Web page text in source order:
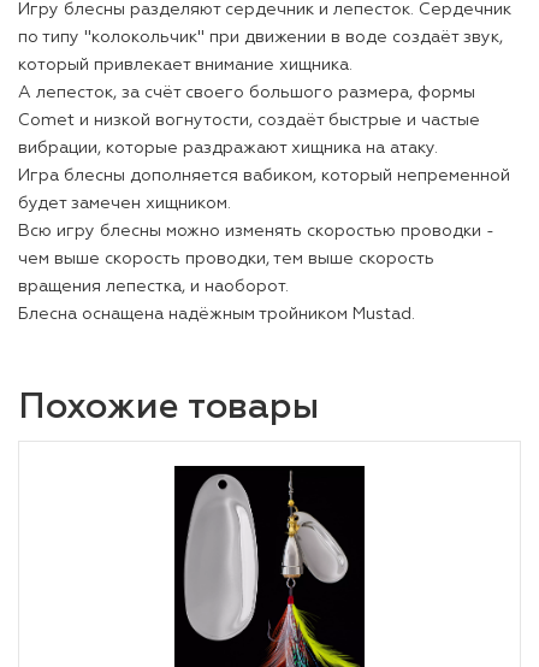
Игру блесны разделяют сердечник и лепесток. Сердечник
по типу "колокольчик" при движении в воде создаёт звук,
который привлекает внимание хищника.
А лепесток, за счёт своего большого размера, формы
Comet и низкой вогнутости, создаёт быстрые и частые
вибрации, которые раздражают хищника на атаку.
Игра блесны дополняется вабиком, который непременной
будет замечен хищником.
Всю игру блесны можно изменять скоростью проводки -
чем выше скорость проводки, тем выше скорость
вращения лепестка, и наоборот.
Блесна оснащена надёжным тройником Mustad.
Похожие товары